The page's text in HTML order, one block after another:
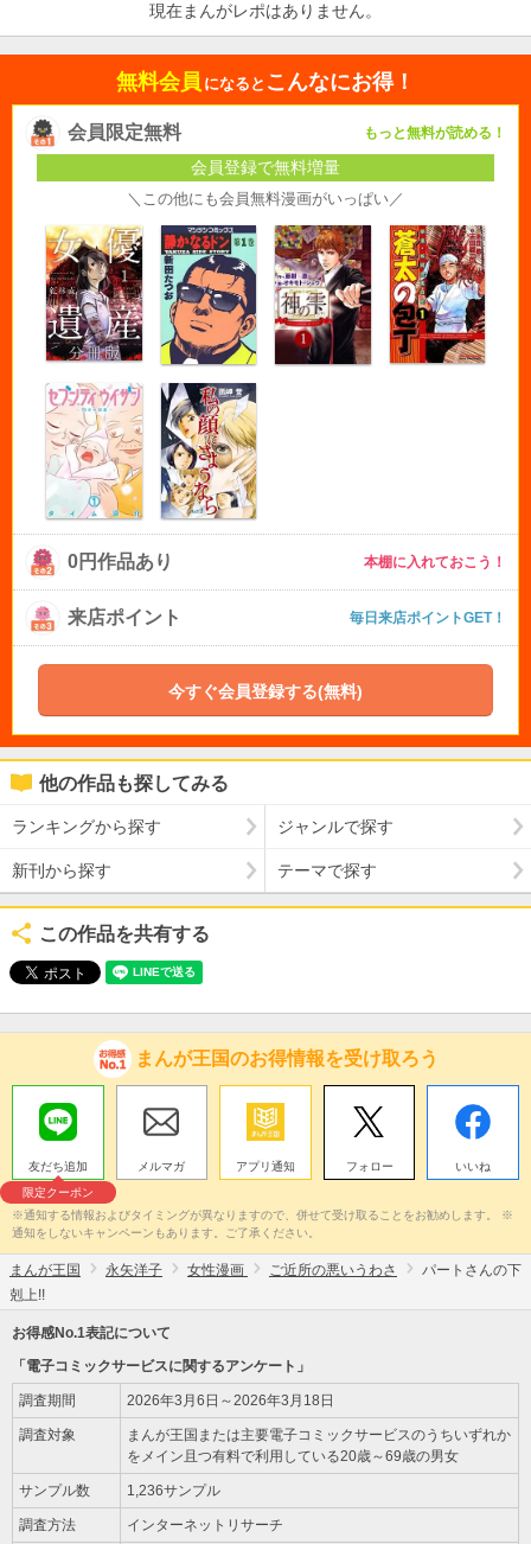
現在まんがレポはありません。
無料会員 になると こんなにお得！
会員限定無料 もっと無料が読める！
会員登録で無料増量
＼この他にも会員無料漫画がいっぱい／
0円作品あり 本棚に入れておこう！
来店ポイント 毎日来店ポイントGET！
今すぐ会員登録する(無料)
他の作品も探してみる
ランキングから探す ジャンルで探す
新刊から探す テーマで探す
この作品を共有する
まんが王国のお得情報を受け取ろう
友だち追加
限定クーポン
メルマガ アプリ通知 フォロー いいね
※通知する情報およびタイミングが異なりますので、併せて受け取ることをお勧めします。 ※
通知をしないキャンペーンもあります。ご了承ください。
まんが王国 永矢洋子 女性漫画 ご近所の悪いうわさ
パートさんの下
剋上!!
お得感No.1表記について
「電子コミックサービスに関するアンケート」
調査期間 2026年3月6日～2026年3月18日
調査対象
まんが王国または主要電子コミックサービスのうちいずれか
をメイン且つ有料で利用している20歳～69歳の男女
サンプル数 1,236サンプル
調査方法 インターネットリサーチ